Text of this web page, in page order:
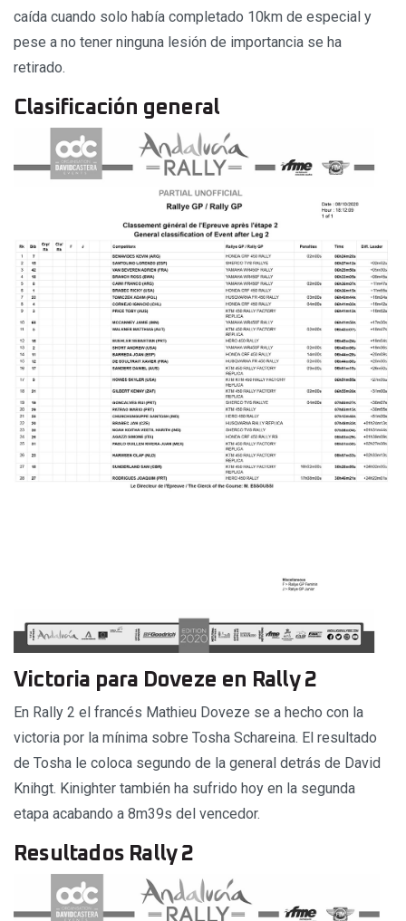
caída cuando solo había completado 10km de especial y
pese a no tener ninguna lesión de importancia se ha
retirado.
Clasificación general
Victoria para Doveze en Rally 2
En Rally 2 el francés Mathieu Doveze se a hecho con la
victoria por la mínima sobre Tosha Schareina. El resultado
de Tosha le coloca segundo de la general detrás de David
Knihgt. Kinighter también ha sufrido hoy en la segunda
etapa acabando a 8m39s del vencedor.
Resultados Rally 2